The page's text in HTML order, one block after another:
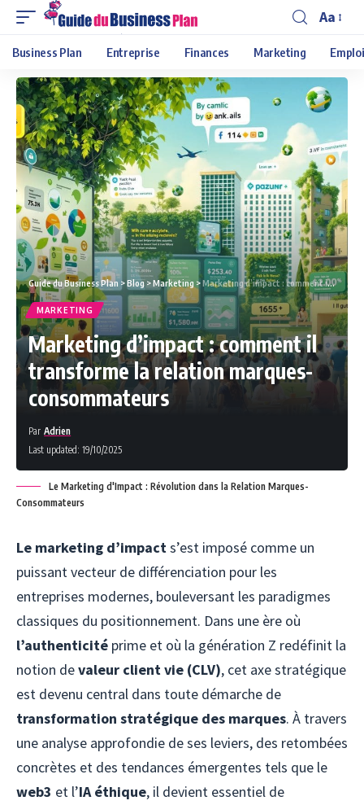
Aa
Business Plan Entreprise Finances Marketing
Guide du Business Plan >Blog>Marketing >Marketing d’impact : comment il transforme la relation marques-consommateurs
MARKETING
Marketing d’impact : comment il
transforme la relation marques-
consommateurs
Last updated: 19/10/2025
Par Adrien
Le Marketing d'Impact : Révolution dans la Relation Marques-
Consommateurs
Le marketing d’impacts’est imposé comme un
puissant vecteur de différenciation pour les
entreprises modernes, bouleversant les paradigmes
classiques du positionnement. Dans une ère où
l’authenticité prime et où la génération Z redéfinit la
notion devaleur client vie (CLV), cet axe stratégique
est devenu central dans toute démarche de
transformation stratégique des marques. À travers
une analyse approfondie de ses leviers, des retombées
concrètes et des tendances émergentes tels que le
web3 et l’IA éthique, il devient essentiel de